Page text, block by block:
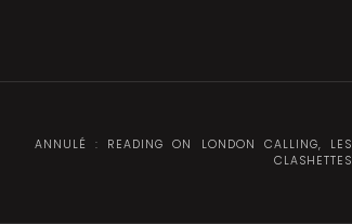
ANNULÉ : READING ON LONDON CALLING, LES
CLASHETTES